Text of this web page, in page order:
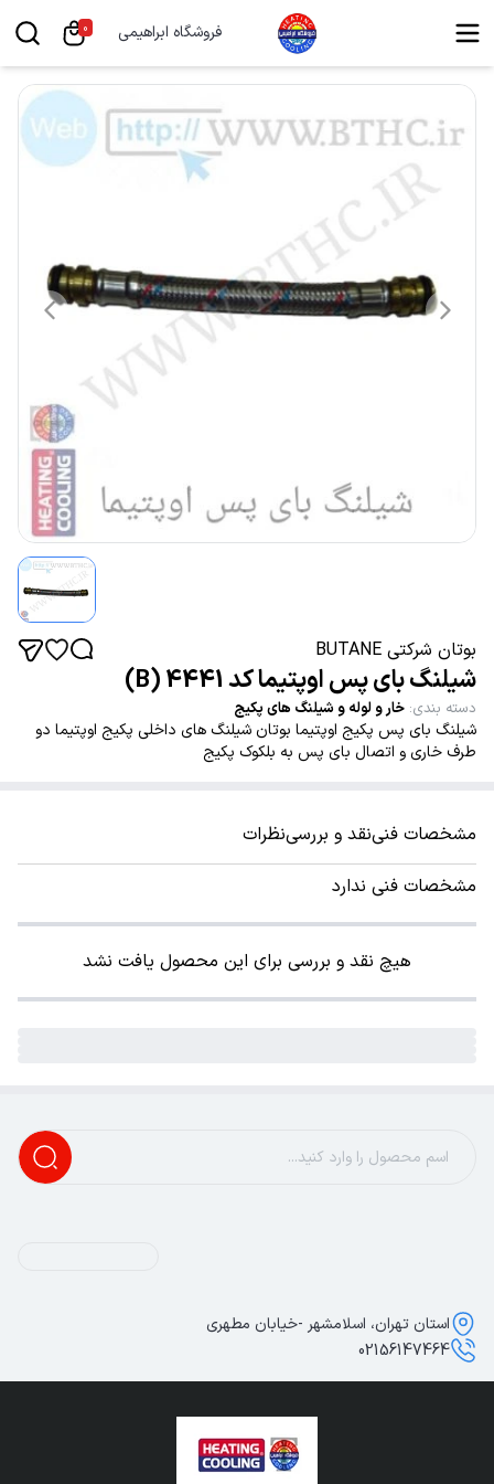
فروشگاه ابراهیمی 0
بوتان شرکتی BUTANE
شیلنگ بای پس اوپتیما کد 4441 (B)
دسته بندی: خار و لوله و شیلنگ های پکیج
شیلنگ بای پس پکیج اوپتیما بوتان شیلنگ های داخلی پکیج اوپتیما دو
طرف خاری و اتصال بای پس به بلکوک پکیج
مشخصات فنینقد و بررسینظرات
مشخصات فنی ندارد
هیچ نقد و بررسی برای این محصول یافت نشد
استان تهران، اسلامشهر -خیابان مطهری
02156147464